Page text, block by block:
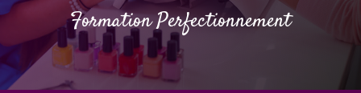
Formation Perfectionnement